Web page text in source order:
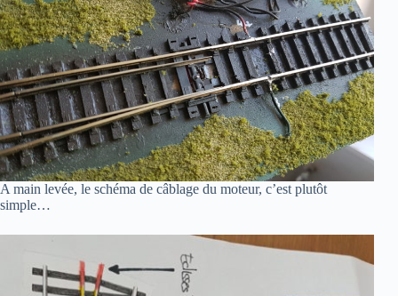
A main levée, le schéma de câblage du moteur, c’est plutôt
simple…